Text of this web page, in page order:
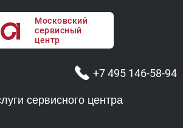
Московский
сервисный
центр
+7 495 146-58-94
сервисного центра